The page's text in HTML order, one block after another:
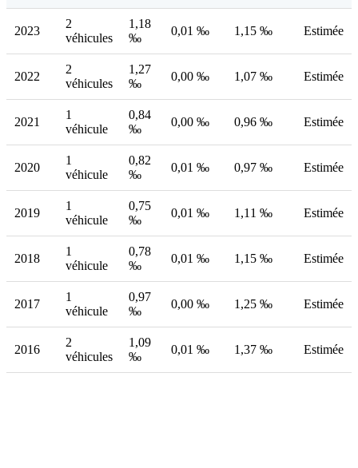
2023
2
véhicules
1,18
‰
0,01 ‰ 1,15 ‰ Estimée
2022
2
véhicules
1,27
‰
0,00 ‰ 1,07 ‰ Estimée
2021
1
véhicule
0,84
‰
0,00 ‰ 0,96 ‰ Estimée
2020
1
véhicule
0,82
‰
0,01 ‰ 0,97 ‰ Estimée
2019
1
véhicule
0,75
‰
0,01 ‰ 1,11 ‰ Estimée
2018
1
véhicule
0,78
‰
0,01 ‰ 1,15 ‰ Estimée
2017
1
véhicule
0,97
‰
0,00 ‰ 1,25 ‰ Estimée
2016
2
véhicules
1,09
‰
0,01 ‰ 1,37 ‰ Estimée